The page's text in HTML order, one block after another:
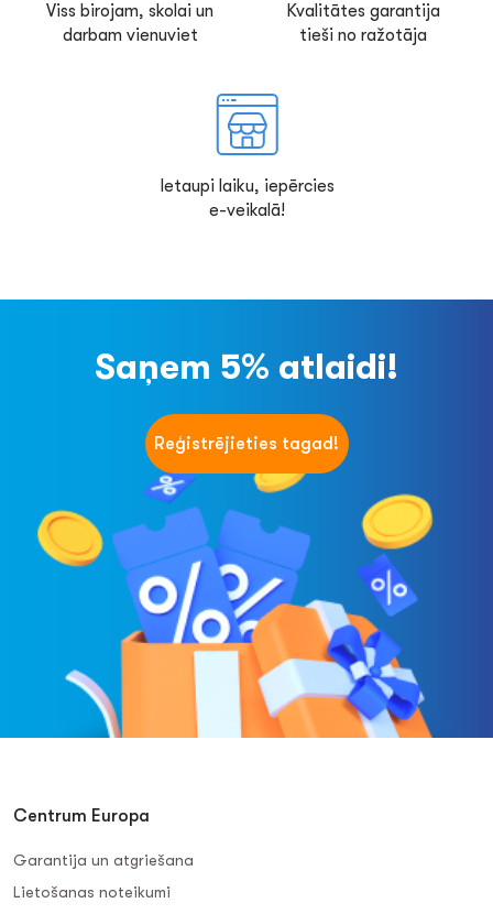
Viss birojam, skolai un
darbam vienuviet
Kvalitātes garantija
tieši no ražotāja
Ietaupi laiku, iepērcies
e-veikalā!
Saņem 5% atlaidi!
Reģistrējieties tagad!
Centrum Europa
Garantija un atgriešana
Lietošanas noteikumi